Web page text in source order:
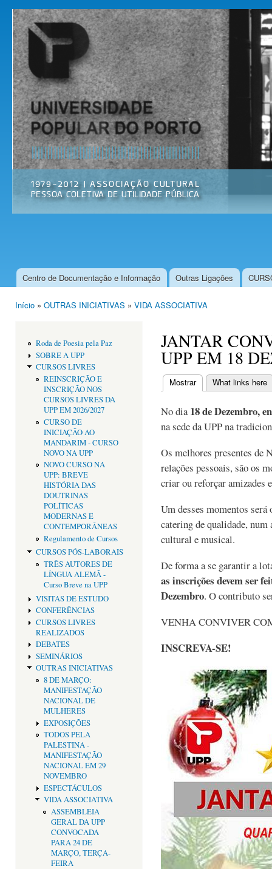
Universidade
Popular do
Porto
Associação
Cultural
Menu principal
Centro de Documentação e Informação Outras Ligações
Início » OUTRAS INICIATIVAS » VIDA ASSOCIATIVA
Roda de Poesia pela Paz
SOBRE A UPP
CURSOS LIVRES
REINSCRIÇÃO E
INSCRIÇÃO NOS
CURSOS LIVRES DA
UPP EM 2026/2027
CURSO DE
INICIAÇÃO AO
MANDARIM - CURSO
NOVO NA UPP
NOVO CURSO NA
UPP: BREVE
HISTÓRIA DAS
DOUTRINAS
POLÍTICAS
MODERNAS E
CONTEMPORÂNEAS
Regulamento de Cursos
CURSOS PÓS-LABORAIS
TRÊS AUTORES DE
LÍNGUA ALEMÃ -
Curso Breve na UPP
VISITAS DE ESTUDO
CONFERÊNCIAS
CURSOS LIVRES
REALIZADOS
DEBATES
SEMINÁRIOS
OUTRAS INICIATIVAS
8 DE MARÇO:
MANIFESTAÇÃO
NACIONAL DE
MULHERES
EXPOSIÇÕES
TODOS PELA
PALESTINA -
MANIFESTAÇÃO
NACIONAL EM 29
NOVEMBRO
ESPECTÁCULOS
VIDA ASSOCIATIVA
ASSEMBLEIA
GERAL DA UPP
CONVOCADA
PARA 24 DE
MARÇO, TERÇA-
FEIRA
JANTAR
UPP EM 18
Separadores
Mostrar(separador ativo)
What links here
No dia18 de Dezembro,
na sede da UPP na
Os melhores presentes de
relações pessoais, são os
criar ou reforçar amizades
Um desses momentos
catering de qualidade,
cultural e musical.
De forma a se garantir a
as inscrições devem ser
Dezembro. O contributo
VENHA CONVIVER
INSCREVA-SE!